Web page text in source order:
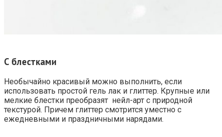
C блестками
Необычайно красивый можно выполнить, если
использовать простой гель лак и глиттер. Крупные или
мелкие блестки преобразят нейл-арт с природной
текстурой. Причем глиттер смотрится уместно с
ежедневными и праздничными нарядами.